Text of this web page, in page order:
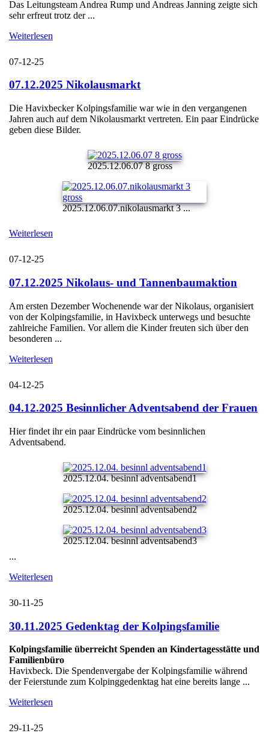
Das Leitungsteam Andrea Rump und Andreas Janning zeigte sich
sehr erfreut trotz der ...
Weiterlesen
07-12-25
07.12.2025 Nikolausmarkt
Die Havixbecker Kolpingsfamilie war wie in den vergangenen
Jahren auch auf dem Nikolausmarkt vertreten. Ein paar Eindrücke
geben diese Bilder.
2025.12.06.07 8 gross
2025.12.06.07.nikolausmarkt 3 ...
Weiterlesen
07-12-25
07.12.2025 Nikolaus- und Tannenbaumaktion
Am ersten Dezember Wochenende war der Nikolaus, organisiert
von der Kolpingsfamilie, in Havixbeck unterwegs und besuchte
zahlreiche Familien. Vor allem die Kinder freuten sich über den
besonderen ...
Weiterlesen
04-12-25
04.12.2025 Besinnlicher Adventsabend der Frauen
Hier findet ihr ein paar Eindrücke vom besinnlichen
Adventsabend.
2025.12.04. besinnl adventsabend1
2025.12.04. besinnl adventsabend2
2025.12.04. besinnl adventsabend3
...
Weiterlesen
30-11-25
30.11.2025 Gedenktag der Kolpingsfamilie
Kolpingsfamilie überreicht Spenden an Kindertagesstätte und
Familienbüro
Havixbeck. Die Spendenvergabe der Kolpingsfamilie während
der Feierstunde zum Kolpinggedenktag hat eine bereits lange ...
Weiterlesen
29-11-25